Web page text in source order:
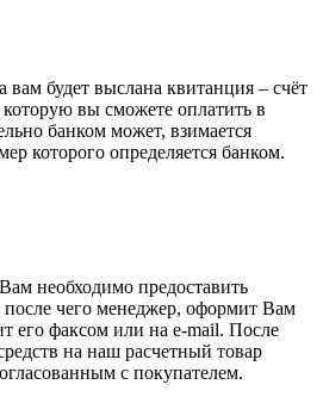
вам будет выслана квитанция – счёт
вы сможете оплатить в
банком может, взимается
которого определяется банком.
необходимо предоставить
чего менеджер, оформит Вам
его факсом или на e-mail. После
на наш расчетный товар
с покупателем.